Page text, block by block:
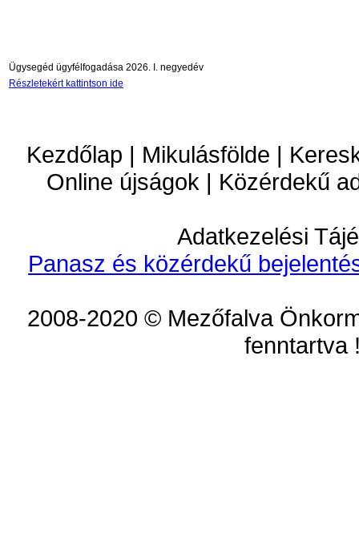
Ügysegéd ügyfélfogadása 2026. I. negyedév
Részletekért kattintson ide
Kezdőlap | Mikulásfölde |
Online újságok | Közérdekű
Adatkezelési
Panasz és közérdekű
2008-2020 © Mezőfalva
fenntartva